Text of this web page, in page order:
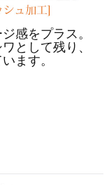
感をプラス。
として残り、
ます。